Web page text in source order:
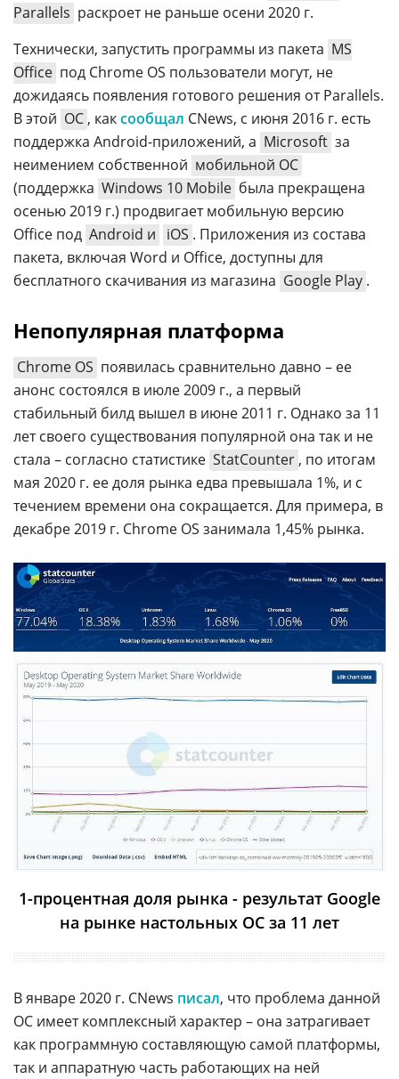
Parallels раскроет не раньше осени 2020 г.
Технически, запустить программы из пакета MS
Office под Chrome OS пользователи могут, не
дожидаясь появления готового решения от Parallels.
В этой ОС , каксообщал CNews, с июня 2016 г. есть
поддержка Android-приложений, а Microsoft за
неимением собственной мобильной ОС
(поддержка Windows 10 Mobile была прекращена
осенью 2019 г.) продвигает мобильную версию
Office под Android и iOS . Приложения из состава
пакета, включая Word и Office, доступны для
бесплатного скачивания из магазина Google Play .
Непопулярная платформа
Chrome OS появилась сравнительно давно – ее
анонс состоялся в июле 2009 г., а первый
стабильный билд вышел в июне 2011 г. Однако за 11
лет своего существования популярной она так и не
стала – согласно статистике StatCounter , по итогам
мая 2020 г. ее доля рынка едва превышала 1%, и с
течением времени она сокращается. Для примера, в
декабре 2019 г. Chrome OS занимала 1,45% рынка.
1-процентная доля рынка - результат Google
на рынке настольных ОС за 11 лет
В январе 2020 г. CNews писал, что проблема данной
ОС имеет комплексный характер – она затрагивает
как программную составляющую самой платформы,
так и аппаратную часть работающих на ней